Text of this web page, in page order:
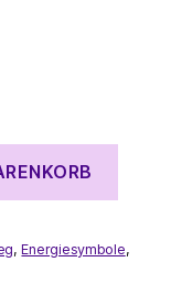
,Energiesymbole,